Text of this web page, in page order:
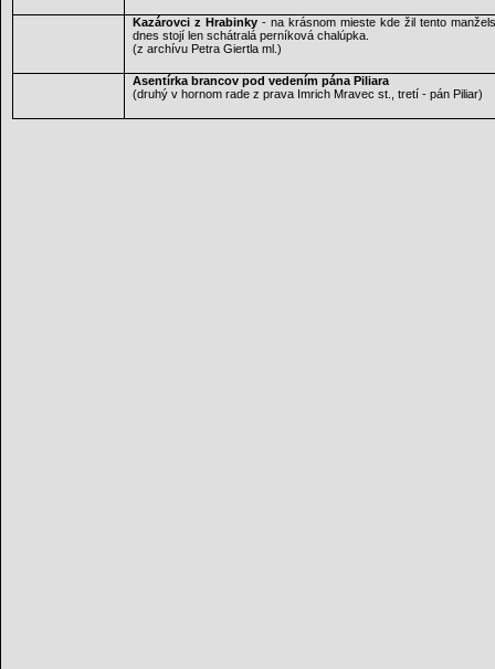
Kazárovci z Hrabinky - na krásnom mieste kde žil tento
dnes stojí len schátralá perníková chalúpka.
(z archívu Petra Giertla ml.)
Asentírka brancov pod vedením pána Piliara
(druhý v hornom rade z prava Imrich Mravec st., tretí - pán Piliar)